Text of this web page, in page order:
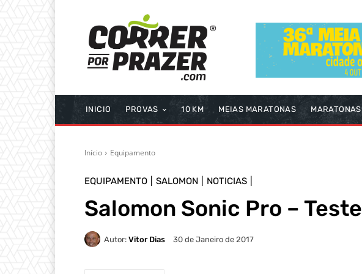
INICIO PROVAS 10 KM MEIAS MARATONAS MARATONAS
Início Equipamento
EQUIPAMENTO SALOMON NOTICIAS
Salomon Sonic Pro – Teste
Autor: Vitor Dias 30 de Janeiro de 2017